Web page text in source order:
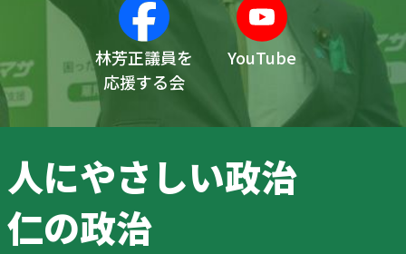
林芳正議員を
応援する会
YouTube
人にやさしい政治
仁の政治